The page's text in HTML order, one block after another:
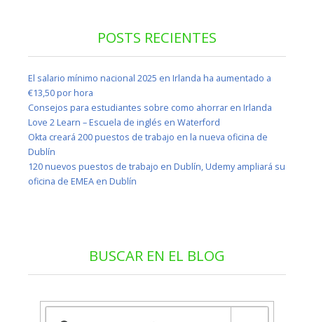
POSTS RECIENTES
El salario mínimo nacional 2025 en Irlanda ha aumentado a
€13,50 por hora
Consejos para estudiantes sobre como ahorrar en Irlanda
Love 2 Learn – Escuela de inglés en Waterford
Okta creará 200 puestos de trabajo en la nueva oficina de
Dublín
120 nuevos puestos de trabajo en Dublín, Udemy ampliará su
oficina de EMEA en Dublín
BUSCAR EN EL BLOG